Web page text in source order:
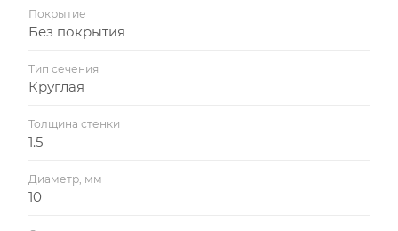
Покрытие
Без покрытия
Тип сечения
Круглая
Толщина стенки
1.5
Диаметр, мм
10